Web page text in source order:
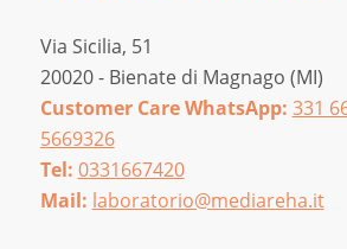
Via Sicilia, 51
20020 - Bienate di Magnago (MI)
Customer Care WhatsApp: 331
5669326
Tel: 0331667420
Mail: laboratorio@mediareha.it